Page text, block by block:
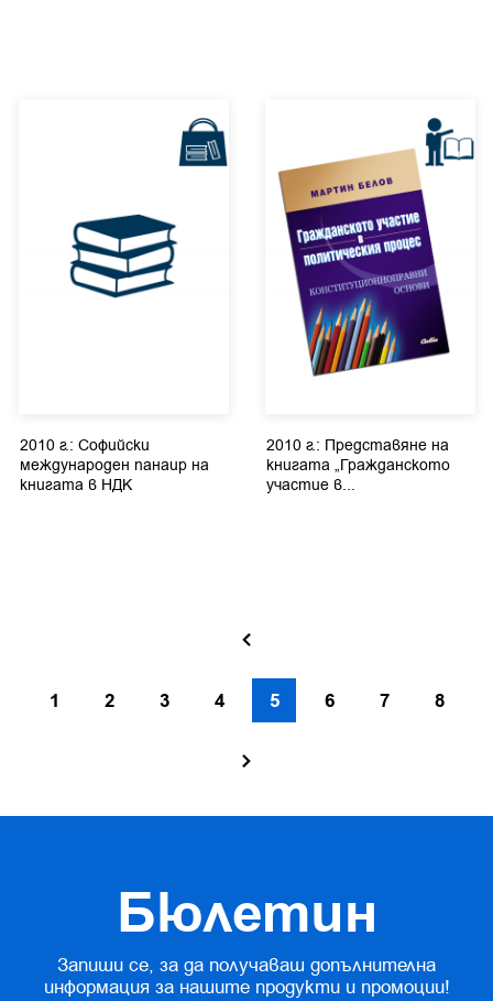
2010 г.: Софийски
международен панаир на
книгата в НДК
2010 г.: Представяне на
книгата „Гражданското
участие в...
1 2 3 4 5 6 7 8
Бюлетин
Запиши се, за да получаваш допълнителна
информация за нашите продукти и промоции!